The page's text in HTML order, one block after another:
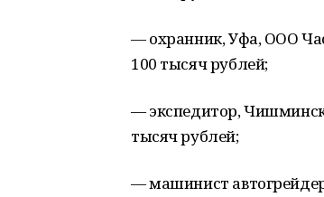
— охранник, Уфа, ООО
100 тысяч рублей;
— экспедитор,
тысяч рублей;
— машинист